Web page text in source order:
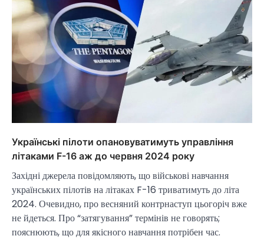
Українські пілоти опановуватимуть управління
літаками F-16 аж до червня 2024 року
Західні джерела повідомляють, що військові навчання
українських пілотів на літаках F-16 триватимуть до літа
2024. Очевидно, про весняний контрнаступ цьогоріч вже
не йдеться. Про “затягування” термінів не говорять;
пояснюють, що для якісного навчання потрібен час.